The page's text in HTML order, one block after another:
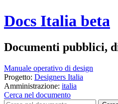
Docs Italia beta
Documenti pubblici,
Manuale operativo di design
Progetto: Designers Italia
Amministrazione: italia
Cerca nel documento